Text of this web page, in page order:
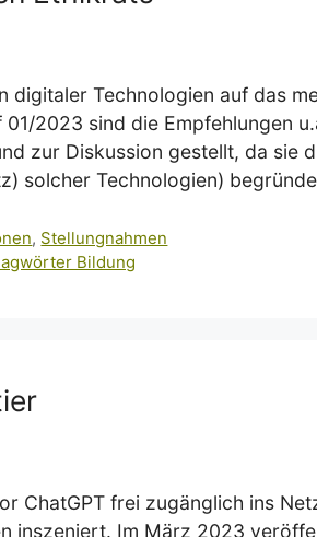
digitaler Technologien auf das
2023 sind die Empfehlungen
zur Diskussion gestellt, da sie
solcher Technologien)
, Stellungnahmen
Bildung
ChatGPT frei zugänglich ins
inszeniert. Im März 2023